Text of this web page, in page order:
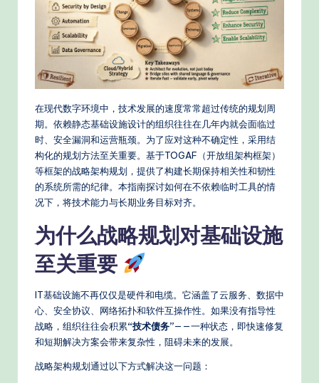
P
o
A
W
o
在现代数字环境中，技术发展的速度常常超过传统的规划周
期。依赖静态基础设施设计的组织往往在几年内就会面临过
时、安全漏洞和运营瓶颈。为了应对这种不确定性，采用结
构化的规划方法至关重要。基于TOGAF（开放组架构框架）
等框架的战略架构规划，提供了构建长期保持相关性和韧性
的系统所需的纪律。本指南探讨如何在不依赖临时工具的情
况下，将技术能力与长期业务目标对齐。
为什么战略规划对基础设施
至关重要
IT基础设施不再仅仅是硬件和电缆。它涵盖了云服务、数据中
心、安全协议、网络拓扑和软件互操作性。如果没有指导性
战略，组织往往会积累“技术债务”——一种状态，即快速修复
和短期解决方案会带来复杂性，阻碍未来的发展。
战略架构规划通过以下方式解决这一问题：